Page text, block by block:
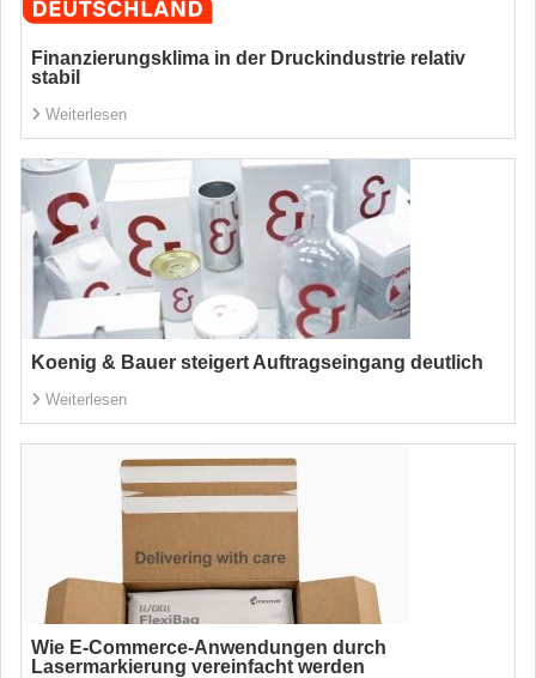
Finanzierungsklima in der Druckindustrie relativ
stabil
Weiterlesen
Koenig & Bauer steigert Auftragseingang deutlich
Weiterlesen
Wie E-Commerce-Anwendungen durch
Lasermarkierung vereinfacht werden